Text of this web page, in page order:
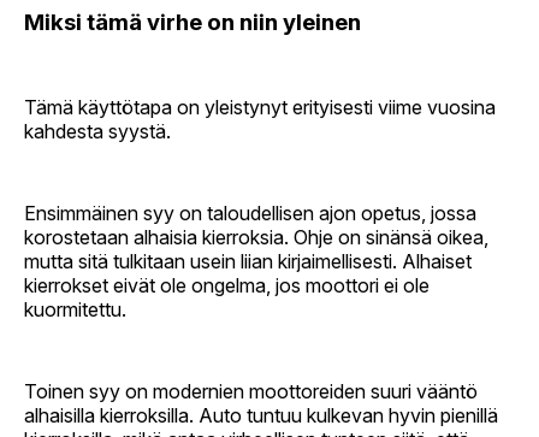
Miksi tämä virhe on niin yleinen
Tämä käyttötapa on yleistynyt erityisesti viime vuosina
kahdesta syystä.
Ensimmäinen syy on taloudellisen ajon opetus, jossa
korostetaan alhaisia kierroksia. Ohje on sinänsä oikea,
mutta sitä tulkitaan usein liian kirjaimellisesti. Alhaiset
kierrokset eivät ole ongelma, jos moottori ei ole
kuormitettu.
Toinen syy on modernien moottoreiden suuri vääntö
alhaisilla kierroksilla. Auto tuntuu kulkevan hyvin pienillä